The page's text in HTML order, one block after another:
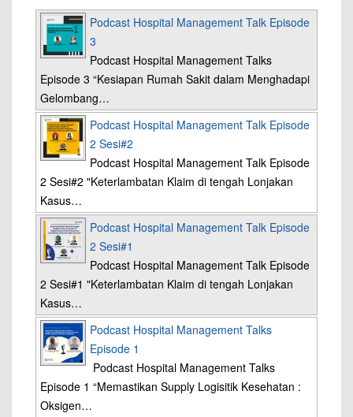
Podcast Hospital Management Talk Episode
3
Podcast Hospital Management Talks
Episode 3 “Kesiapan Rumah Sakit dalam Menghadapi
Gelombang…
Podcast Hospital Management Talk Episode
2 Sesi#2
Podcast Hospital Management Talk Episode
2 Sesi#2 "Keterlambatan Klaim di tengah Lonjakan
Kasus…
Podcast Hospital Management Talk Episode
2 Sesi#1
Podcast Hospital Management Talk Episode
2 Sesi#1 "Keterlambatan Klaim di tengah Lonjakan
Kasus…
Podcast Hospital Management Talks
Episode 1
Podcast Hospital Management Talks
Episode 1 “Memastikan Supply Logisitik Kesehatan :
Oksigen…